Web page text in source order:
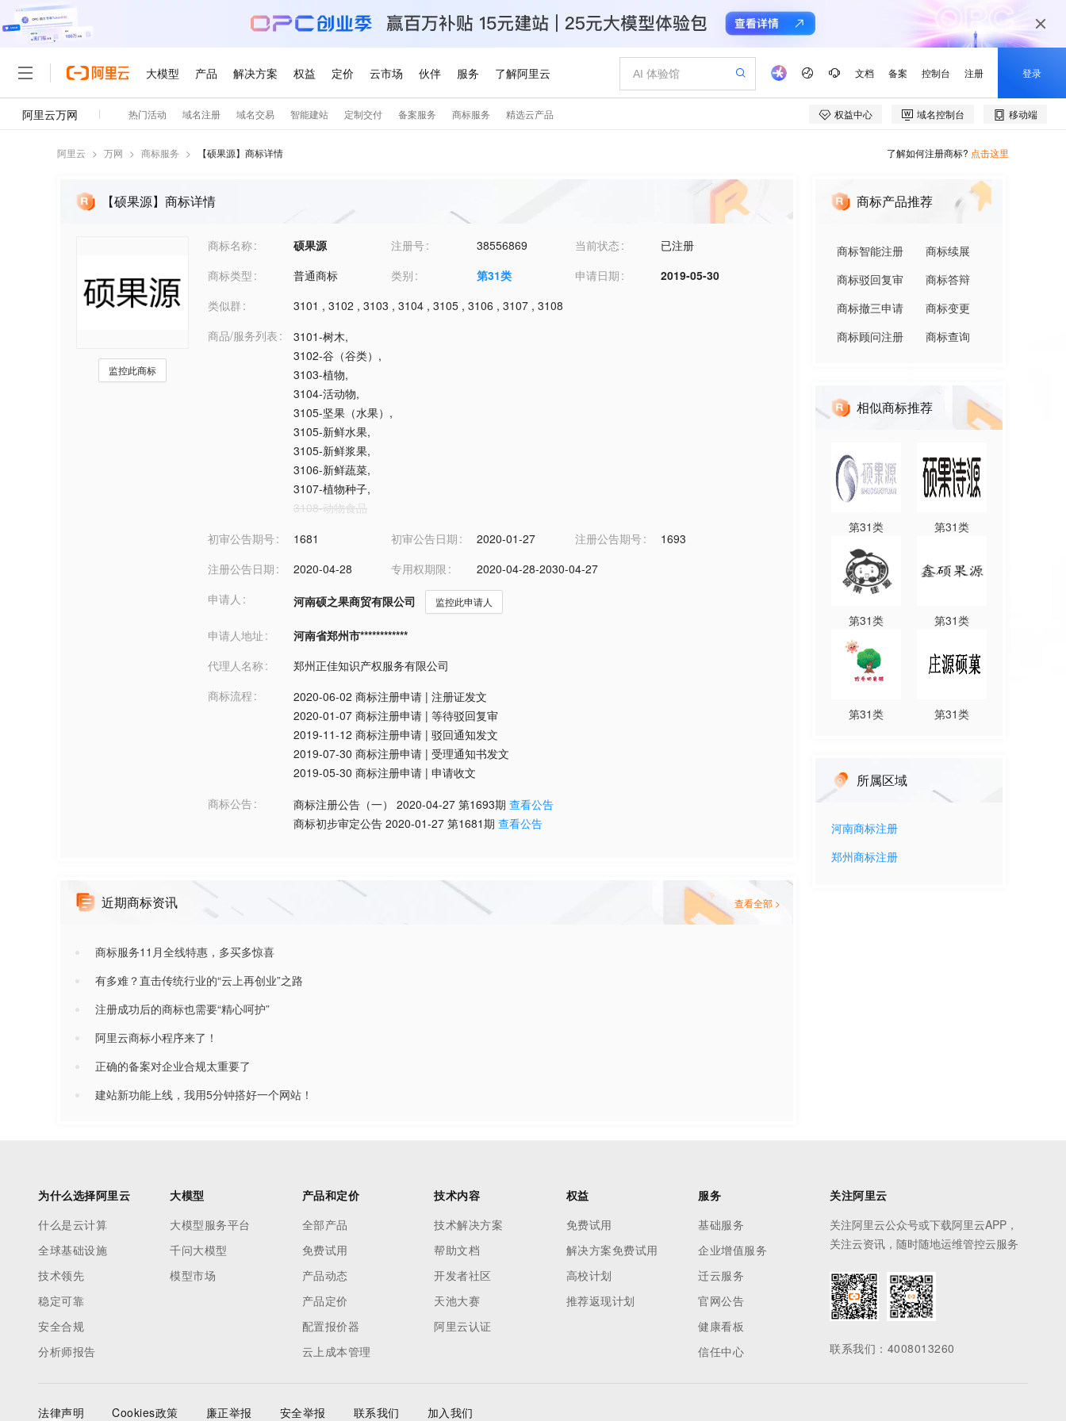
阿里云 > 万网 > 商标服务 > 【硕果源】商标详情 了解如何注册商标? 点击这里
【硕果源】商标详情
监控此商标
商标名称 硕果源 注册号 38556869 当前状态
已注册
商标类型
普通商标 类别 第31类 申请日期
2019-05-30
类似群
3101 , 3102 , 3103 , 3104 , 3105 , 3106 , 3107 , 3108
商品/服务列表
3101-树木,
3102-谷（谷类） ,
3103-植物,
3104-活动物,
3105-坚果（水果） ,
3105-新鲜水果,
3105-新鲜浆果,
3106-新鲜蔬菜,
3107-植物种子,
3108-动物食品
初审公告期号
1681 初审公告日期 2020-01-27 注册公告期号
1693
注册公告日期
2020-04-28 专用权期限
2020-04-28-2030-04-27
申请人
河南硕之果商贸有限公司 监控此申请人
申请人地址
河南省郑州市************
代理人名称
郑州正佳知识产权服务有限公司
商标流程
2020-06-02 商标注册申请 | 注册证发文
2020-01-07 商标注册申请 | 等待驳回复审
2019-11-12 商标注册申请 | 驳回通知发文
2019-07-30 商标注册申请 | 受理通知书发文
2019-05-30 商标注册申请 | 申请收文
商标公告
商标注册公告（一） 2020-04-27 第1693期 查看公告
商标初步审定公告 2020-01-27 第1681期 查看公告
近期商标资讯 查看全部 >
商标服务11月全线特惠，多买多惊喜
有多难？直击传统行业的“云上再创业”之路
注册成功后的商标也需要“精心呵护”
阿里云商标小程序来了！
正确的备案对企业合规太重要了
建站新功能上线，我用5分钟搭好一个网站！
商标产品推荐
商标智能注册
商标续展
商标驳回复审
商标答辩
商标撤三申请
商标变更
商标顾问注册
商标查询
相似商标推荐
第31类 第31类
第31类 第31类
第31类 第31类
所属区域
河南商标注册
郑州 商标注册